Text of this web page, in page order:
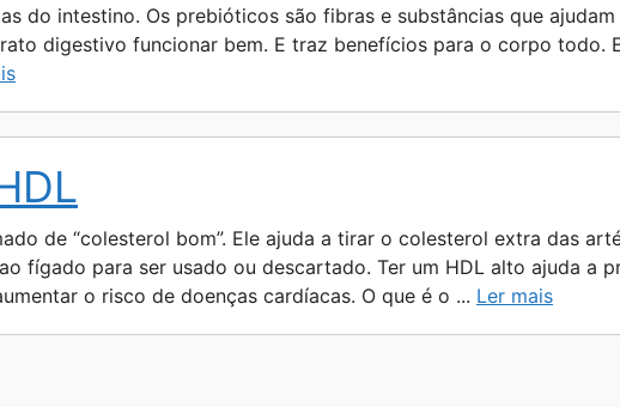
do intestino. Os prebióticos são fibras e substâncias que
digestivo funcionar bem. E traz benefícios para o corpo todo.
de “colesterol bom”. Ele ajuda a tirar o colesterol extra das
fígado para ser usado ou descartado. Ter um HDL alto ajuda a
o risco de doenças cardíacas. O que é o ... Ler mais